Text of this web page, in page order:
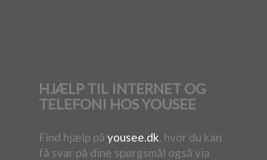
HJÆLP TIL INTERNET OG
TELEFONI HOS YOUSEE
Find hjælp på yousee.dk, hvor du kan
få svar på dine spørgsmål også via